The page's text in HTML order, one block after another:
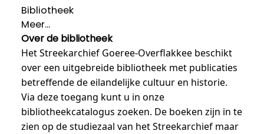
Bibliotheek
Meer...
Over de bibliotheek
Het Streekarchief Goeree-Overflakkee beschikt
over een uitgebreide bibliotheek met publicaties
betreffende de eilandelijke cultuur en historie.
Via deze toegang kunt u in onze
bibliotheekcatalogus zoeken. De boeken zijn in te
zien op de studiezaal van het Streekarchief maar